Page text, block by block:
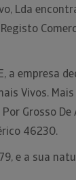
Lda
a empresa
Vivos.
Grosso
46230.
e a sua